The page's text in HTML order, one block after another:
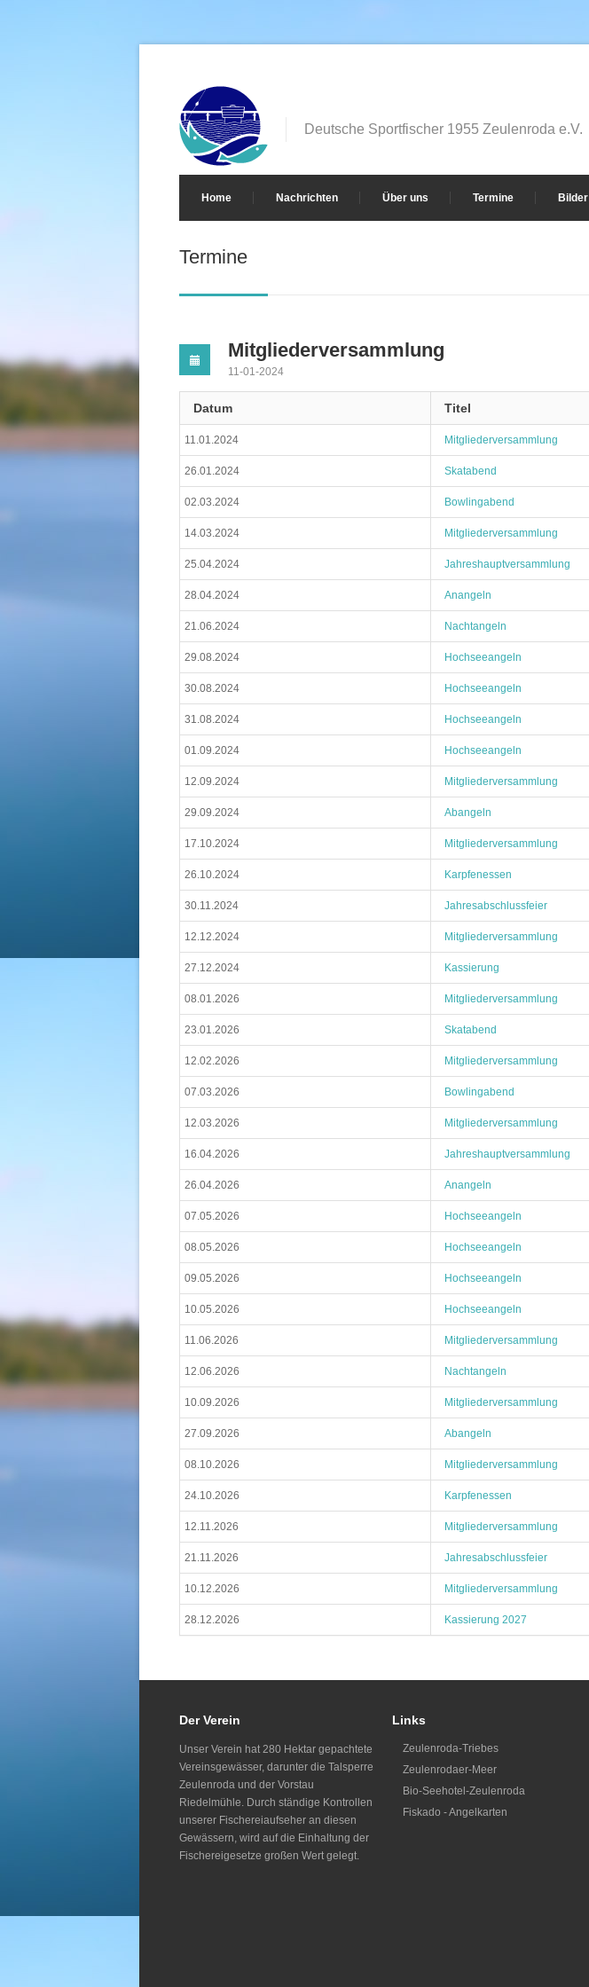
Deutsche Sportfischer 1955 Zeulenroda e.V.
Home Nachrichten Über uns Termine Bilder
Termine
Mitgliederversammlung
11-01-2024
Datum Titel
11.01.2024 Mitgliederversammlung
26.01.2024 Skatabend
02.03.2024 Bowlingabend
14.03.2024 Mitgliederversammlung
25.04.2024 Jahreshauptversammlung
28.04.2024 Anangeln
21.06.2024 Nachtangeln
29.08.2024 Hochseeangeln
30.08.2024 Hochseeangeln
31.08.2024 Hochseeangeln
01.09.2024 Hochseeangeln
12.09.2024 Mitgliederversammlung
29.09.2024 Abangeln
17.10.2024 Mitgliederversammlung
26.10.2024 Karpfenessen
30.11.2024 Jahresabschlussfeier
12.12.2024 Mitgliederversammlung
27.12.2024 Kassierung
08.01.2026 Mitgliederversammlung
23.01.2026 Skatabend
12.02.2026 Mitgliederversammlung
07.03.2026 Bowlingabend
12.03.2026 Mitgliederversammlung
16.04.2026 Jahreshauptversammlung
26.04.2026 Anangeln
07.05.2026 Hochseeangeln
08.05.2026 Hochseeangeln
09.05.2026 Hochseeangeln
10.05.2026 Hochseeangeln
11.06.2026 Mitgliederversammlung
12.06.2026 Nachtangeln
10.09.2026 Mitgliederversammlung
27.09.2026 Abangeln
08.10.2026 Mitgliederversammlung
24.10.2026 Karpfenessen
12.11.2026 Mitgliederversammlung
21.11.2026 Jahresabschlussfeier
10.12.2026 Mitgliederversammlung
28.12.2026 Kassierung 2027
Der Verein
Unser Verein hat 280 Hektar gepachtete
Vereinsgewässer, darunter die Talsperre
Zeulenroda und der Vorstau
Riedelmühle. Durch ständige Kontrollen
unserer Fischereiaufseher an diesen
Gewässern, wird auf die Einhaltung der
Fischereigesetze großen Wert gelegt.
Links
Zeulenroda-Triebes
Zeulenrodaer-Meer
Bio-Seehotel-Zeulenroda
Fiskado - Angelkarten